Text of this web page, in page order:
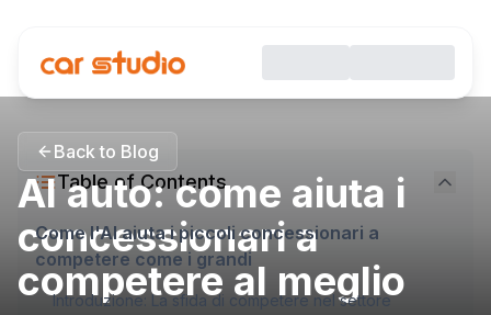
Back to Blog
AI auto: come aiuta i
concessionari a
competere al meglio
Table of Contents
Come l'AI aiuta i piccoli concessionari a
competere come i grandi
Introduzione: La sfida di competere nel settore